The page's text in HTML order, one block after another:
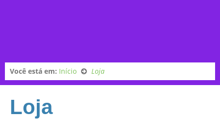
Você está em: Início Loja
Loja